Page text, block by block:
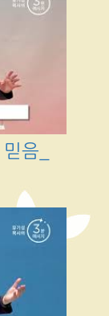
음_